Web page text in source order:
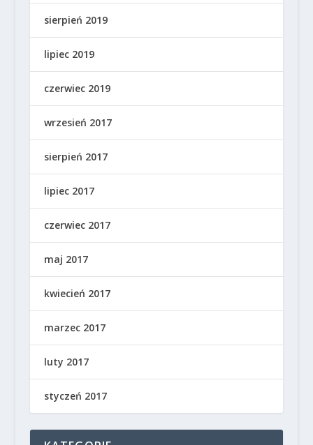
sierpień 2019
lipiec 2019
czerwiec 2019
wrzesień 2017
sierpień 2017
lipiec 2017
czerwiec 2017
maj 2017
kwiecień 2017
marzec 2017
luty 2017
styczeń 2017